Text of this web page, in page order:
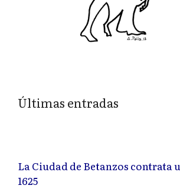
Últimas entradas
La Ciudad de Betanzos contrata
1625